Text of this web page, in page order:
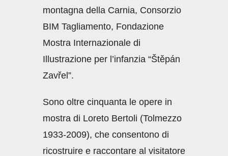
montagna della Carnia, Consorzio
BIM Tagliamento, Fondazione
Mostra Internazionale di
Illustrazione per l’infanzia “Štěpán
Zavřel”.
Sono oltre cinquanta le opere in
mostra di Loreto Bertoli (Tolmezzo
1933-2009), che consentono di
ricostruire e raccontare al visitatore